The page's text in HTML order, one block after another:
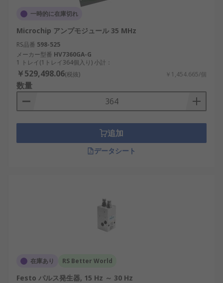
信号発生器用の変調信号を生成することもできま
す。
機能と能力
矩形波生成: 矩形のパルスを生成するように設
計されていて、論理回路を駆動することがで
きますが、必ずしもこの用途に限定されるわ
けではありません。
を生成することができます。
: 繰り返し率は重要なパラメータで
器をトリガすることができます。パルストリ
ガリングは、通常、選択スイッチを使用して
立ち下がりエッジ又は立ち上がりエッジに発
生させることができます。
ルス発生器からパルスの遅延を選択すること
ができます。この遅延は調整可能です。
一時的に在庫切れ
Microchip アンプモジュール 35 MHz
RS品番 598-525
メーカー型番 HV7360GA-G
1 トレイ(1トレイ364個入り) 小計：
￥529,498.06(税抜) ￥1,454.665/個
数量
追加
データシート
在庫あり RS Better World
Festo パルス発生器, 15 Hz ～ 30 Hz